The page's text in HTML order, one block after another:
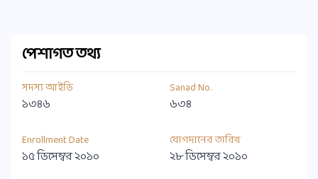
পেশাগত তথ্য
সদস্য আইডি
১৩৪৬
Sanad No.
৬৩৪
Enrollment Date
১৫ ডিসেম্বর ২০১০
যোগদানের তারিখ
২৮ ডিসেম্বর ২০১০